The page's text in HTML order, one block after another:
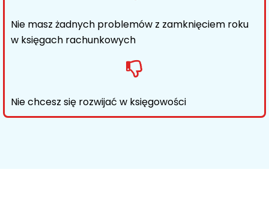
Nie masz żadnych problemów z zamknięciem roku
w księgach rachunkowych
Nie chcesz się rozwijać w księgowości